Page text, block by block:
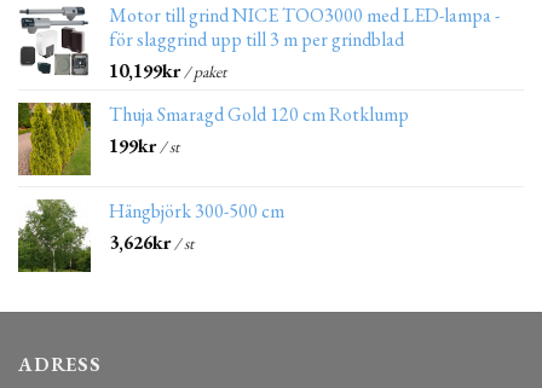
Motor till grind NICE TOO3000 med LED-lampa -
för slaggrind upp till 3 m per grindblad
10,199kr/ paket
Thuja Smaragd Gold 120 cm Rotklump
199kr/ st
Hängbjörk 300-500 cm
3,626kr/ st
ADRESS